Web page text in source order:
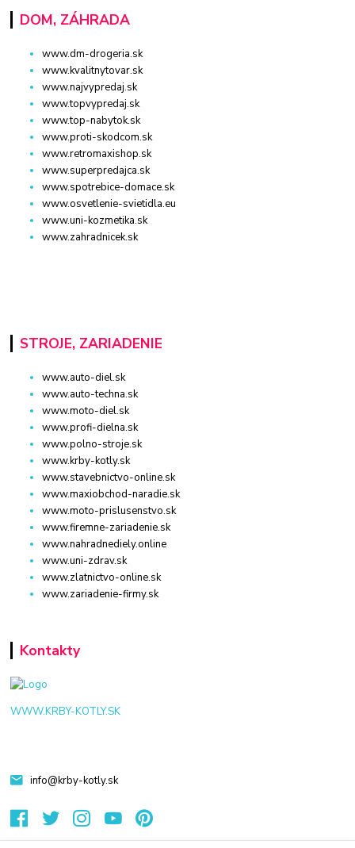
DOM, ZÁHRADA
www.dm-drogeria.sk
www.kvalitnytovar.sk
www.najvypredaj.sk
www.topvypredaj.sk
www.top-nabytok.sk
www.proti-skodcom.sk
www.retromaxishop.sk
www.superpredajca.sk
www.spotrebice-domace.sk
www.osvetlenie-svietidla.eu
www.uni-kozmetika.sk
www.zahradnicek.sk
STROJE, ZARIADENIE
www.auto-diel.sk
www.auto-techna.sk
www.moto-diel.sk
www.profi-dielna.sk
www.polno-stroje.sk
www.krby-kotly.sk
www.stavebnictvo-online.sk
www.maxiobchod-naradie.sk
www.moto-prislusenstvo.sk
www.firemne-zariadenie.sk
www.nahradnediely.online
www.uni-zdrav.sk
www.zlatnictvo-online.sk
www.zariadenie-firmy.sk
Kontakty
WWW.KRBY-KOTLY.SK
info@krby-kotly.sk